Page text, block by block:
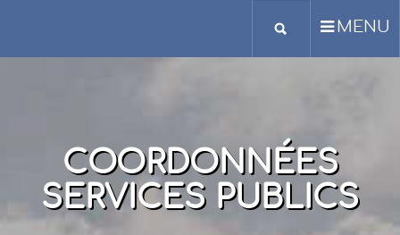
MENU
COORDONNÉES
SERVICES PUBLICS